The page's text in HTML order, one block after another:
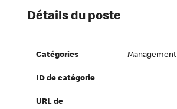
Détails du poste
Catégories Management
ID de catégorie
URL de